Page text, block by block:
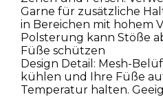
Garne für zusätzliche
in Bereichen mit hohem
Polsterung kann Stöße
Füße schützen
Design Detail: Mesh-
kühlen und Ihre Füße
Temperatur halten.